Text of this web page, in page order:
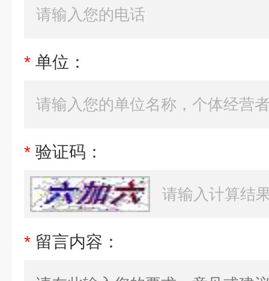
* 单位：
* 验证码：
* 留言内容：